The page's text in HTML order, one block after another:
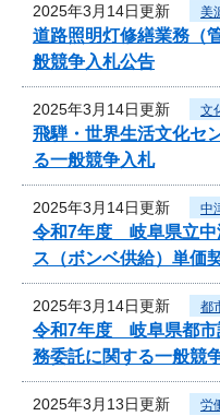
2025年3月14日更新 美
道路照明灯修繕業務（
般競争入札公告
2025年3月14日更新 文
飛騨・世界生活文化セ
る一般競争入札
2025年3月14日更新 中
令和7年度 岐阜県立中
ス（ボンベ供給）単価
2025年3月14日更新 都
令和7年度 岐阜県都市
務委託に関する一般競
2025年3月13日更新 労